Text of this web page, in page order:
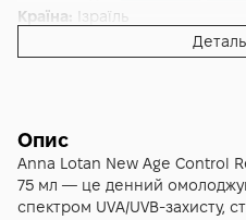
Країна: Ізраїль
Опис
Anna Lotan New Age Control
75 мл — це денний
спектром UVA/UVB-захисту,